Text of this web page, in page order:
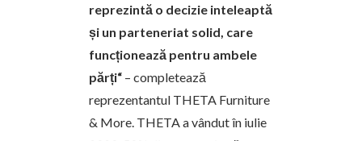
reprezintă o decizie inteleaptă
și un parteneriat solid, care
funcționează pentru ambele
părți“ – completează
reprezentantul THETA Furniture
& More. THETA a vândut în iulie